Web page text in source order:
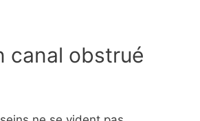
canal obstrué